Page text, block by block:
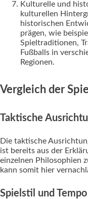
Kulturelle und
kulturellen
historischen
prägen, wie
Spieltraditionen,
Fußballs in
Regionen.
Vergleich der
Taktische
Die taktische
ist bereits aus der
einzelnen Philosophien
kann somit hier
Spielstil und Tempo